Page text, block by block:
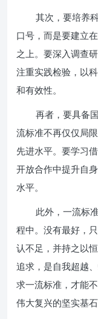
其次，要培养
口号，而是要建立
之上。要深入调查
注重实践检验，以
和有效性。
再者，要具备
流标准不再仅仅局
先进水平。要学习
开放合作中提升自
水平。
此外，一流标
程中。没有最好，
认不足，并持之以
追求，是自我超越
求一流标准，才能
伟大复兴的坚实基石